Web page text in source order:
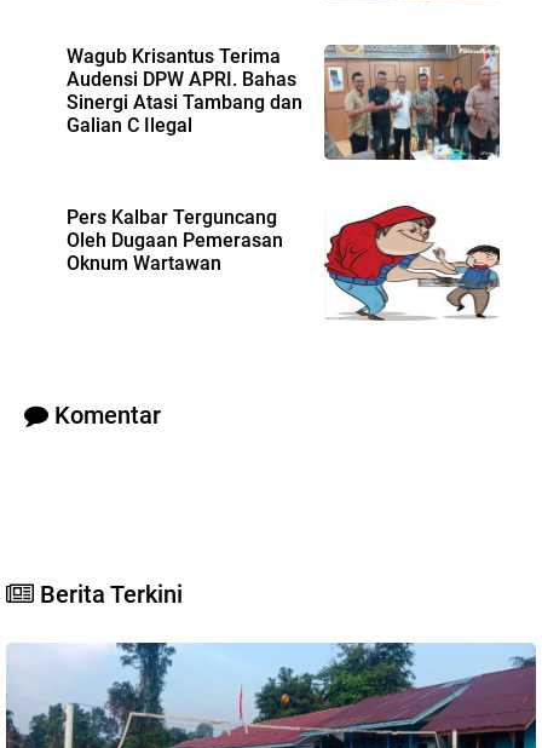
Wagub Krisantus Terima
Audensi DPW APRI. Bahas
Sinergi Atasi Tambang dan
Galian C Ilegal
Pers Kalbar Terguncang
Oleh Dugaan Pemerasan
Oknum Wartawan
Komentar
Berita Terkini